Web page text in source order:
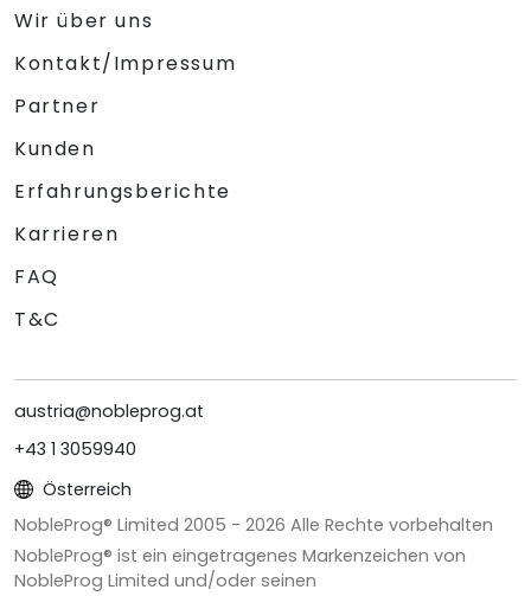
Wir über uns
Kontakt/Impressum
Partner
Kunden
Erfahrungsberichte
Karrieren
FAQ
T&C
austria@nobleprog.at
+43 1 3059940
Österreich
NobleProg® Limited 2005 - 2026 Alle Rechte vorbehalten
NobleProg® ist ein eingetragenes Markenzeichen von
NobleProg Limited und/oder seinen